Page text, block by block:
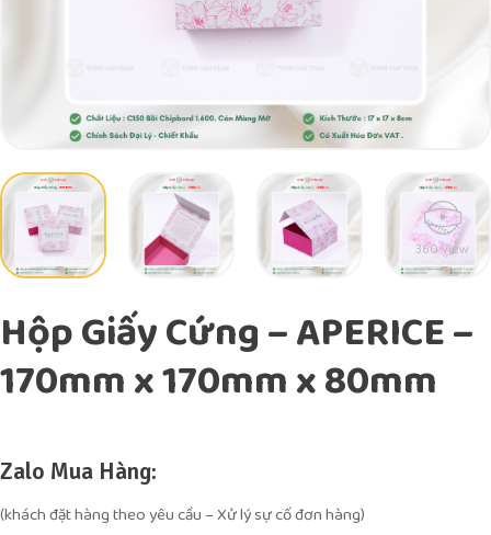
360 View
Hộp Giấy Cứng – APERICE –
170mm x 170mm x 80mm
Zalo Mua Hàng:
(khách đặt hàng theo yêu cầu – Xử lý sự cố đơn hàng)